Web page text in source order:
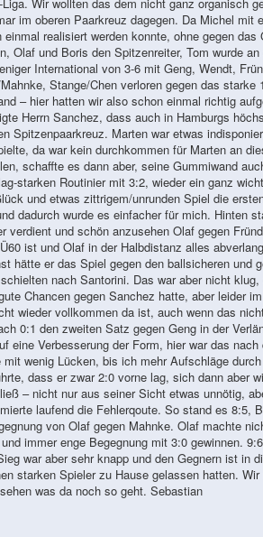
im oberen Paarkreuz dagegen. Da Michel mit
realisiert werden konnte, ohne gegen das
Olaf und Boris den Spitzenreiter, Tom wurde
International von 3-6 mit Geng, Wendt,
Stange/Chen verloren gegen das starke
– hier hatten wir also schon einmal richtig
Herrn Sanchez, dass auch in Hamburgs
Spitzenpaarkreuz. Marten war etwas
da war kein durchkommen für Marten an
schaffte es dann aber, seine Gummiwand
starken Routinier mit 3:2, wieder ein ganz
und etwas zittrigem/unrunden Spiel die
dadurch wurde es einfacher für mich. Hinten
und schön anzusehen Olaf gegen
ist und Olaf in der Halbdistanz alles
hätte er das Spiel gegen den ballsicheren und
nach Santorini. Das war aber nicht klug,
Chancen gegen Sanchez hatte, aber leider
wieder vollkommen da ist, auch wenn das
0:1 den zweiten Satz gegen Geng in der
eine Verbesserung der Form, hier war das nach
wenig Lücken, bis ich mehr Aufschläge
dass er zwar 2:0 vorne lag, sich dann aber
– nicht nur aus seiner Sicht etwas unnötig,
laufend die Fehlerqoute. So stand es 8:5,
von Olaf gegen Mahnke. Olaf machte
immer enge Begegnung mit 3:0 gewinnen.
war aber sehr knapp und den Gegnern ist in
starken Spieler zu Hause gelassen hatten. Wir
was da noch so geht. Sebastian